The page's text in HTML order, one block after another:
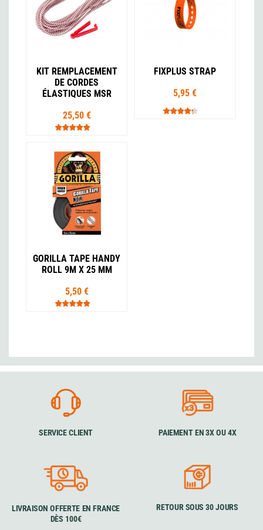
KIT REMPLACEMENT
DE CORDES
ÉLASTIQUES MSR
25,50 €
FIXPLUS STRAP
5,95 €
GORILLA TAPE HANDY
ROLL 9M X 25 MM
5,50 €
SERVICE CLIENT PAIEMENT EN 3X OU 4X
LIVRAISON OFFERTE EN FRANCE
DÈS 100€
RETOUR SOUS 30 JOURS